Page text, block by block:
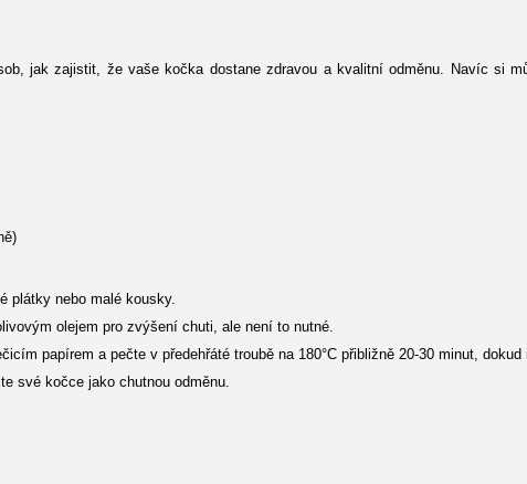
jak zajistit, že vaše kočka dostane zdravou a kvalitní odměnu. Navíc si
plátky nebo malé kousky.
olejem pro zvýšení chuti, ale není to nutné.
papírem a pečte v předehřáté troubě na 180°C přibližně 20-30 minut, dokud
své kočce jako chutnou odměnu.